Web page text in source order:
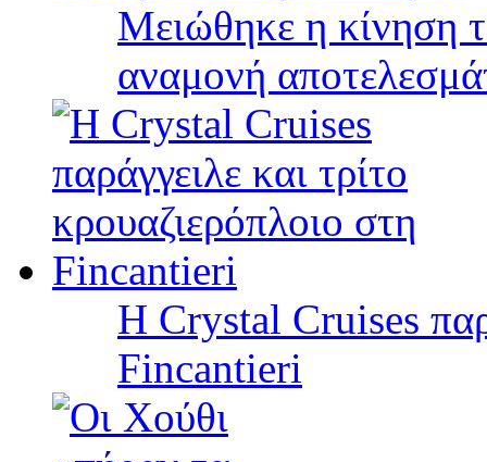
Μειώθηκε η κίνηση
αναμονή
Η Crystal Cruises
Fincantieri